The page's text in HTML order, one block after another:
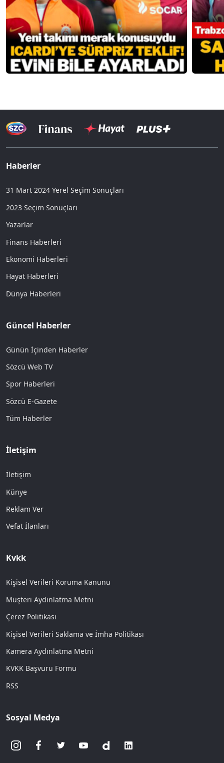
Haberler
31 Mart 2024 Yerel Seçim Sonuçları
2023 Seçim Sonuçları
Yazarlar
Finans Haberleri
Ekonomi Haberleri
Hayat Haberleri
Dünya Haberleri
Güncel Haberler
Günün İçinden Haberler
Sözcü Web TV
Spor Haberleri
Sözcü E-Gazete
Tüm Haberler
İletişim
İletişim
Künye
Reklam Ver
Vefat İlanları
Kvkk
Kişisel Verileri Koruma Kanunu
Müşteri Aydınlatma Metni
Çerez Politikası
Kişisel Verileri Saklama ve İmha Politikası
Kamera Aydınlatma Metni
KVKK Başvuru Formu
RSS
Sosyal Medya